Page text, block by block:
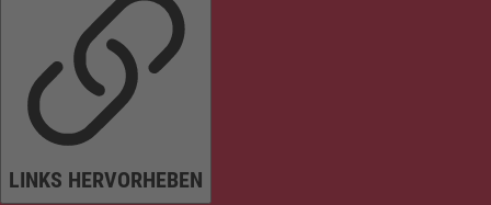
LINKS HERVORHEBEN